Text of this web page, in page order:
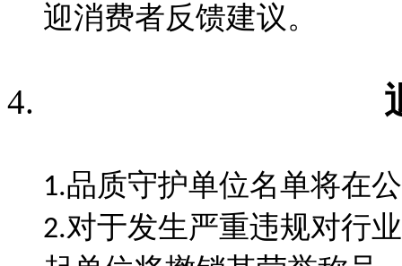
迎消费者反馈建议。
1.品质守护单位名单将在
2.对于发生严重违规对行